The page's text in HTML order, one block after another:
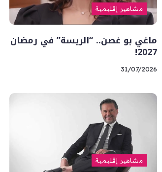
مشاهير إقليمية
ماغي بو غصن.. “الريسة” في رمضان
2027!
31/07/2026
مشاهير إقليمية